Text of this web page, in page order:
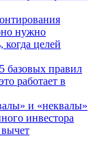
нужно
целей
базовых правил
работает в
и «неквалы»
инвестора